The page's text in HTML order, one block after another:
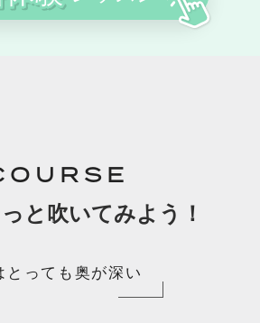
と吹いてみよう！
とっても奥が深い